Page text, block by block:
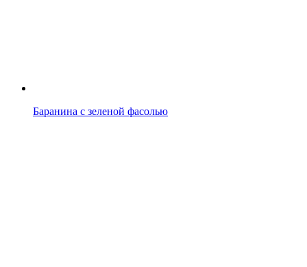
Баранина с зеленой фасолью